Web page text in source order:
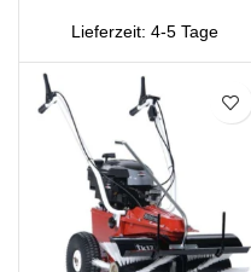
Lieferzeit: 4-5 Tage